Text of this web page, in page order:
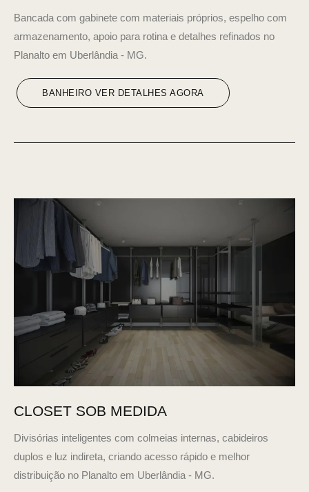
Bancada com gabinete com materiais próprios, espelho com
armazenamento, apoio para rotina e detalhes refinados no
Planalto em Uberlândia - MG.
BANHEIRO VER DETALHES AGORA
CLOSET SOB MEDIDA
Divisórias inteligentes com colmeias internas, cabideiros
duplos e luz indireta, criando acesso rápido e melhor
distribuição no Planalto em Uberlândia - MG.